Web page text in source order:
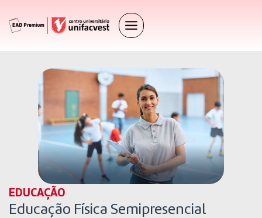
EDUCAÇÃO
Educação Física Semipresencial